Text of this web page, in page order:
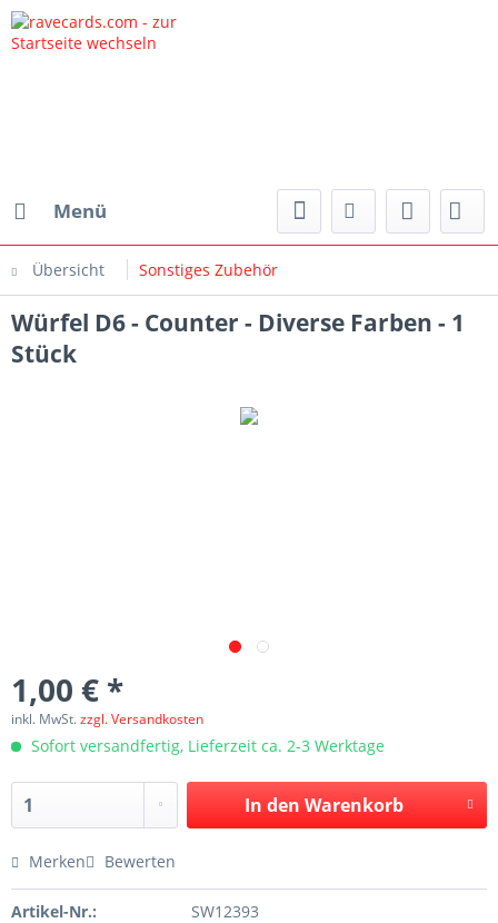
Menü
Übersicht Sonstiges Zubehör
Würfel D6 - Counter - Diverse Farben - 1
Stück
1,00 € *
inkl. MwSt.zzgl. Versandkosten
Sofort versandfertig, Lieferzeit ca. 2-3 Werktage
In den Warenkorb
Merken Bewerten
Artikel-Nr.: SW12393